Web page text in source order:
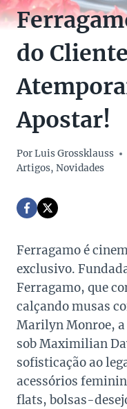
do
Apostar!
PorLuis Grossklauss
Artigos, Novidades
Ferragamo é
exclusivo.
Ferragamo, que
calçando musas
Marilyn Monroe,
sob Maximilian
sofisticação ao
acessórios
flats, bolsas-